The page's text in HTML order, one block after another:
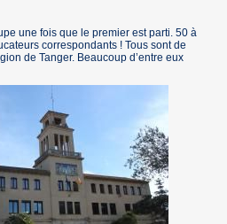
une fois que le premier est parti. 50 à
correspondants ! Tous sont de
de Tanger. Beaucoup d’entre eux